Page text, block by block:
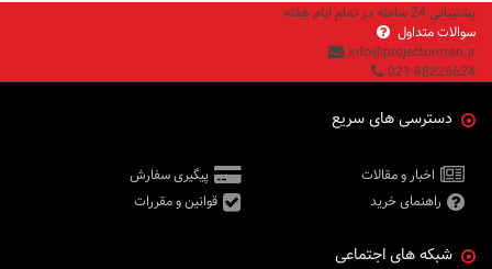
پشتیبانی 24 ساعته در تمام ایام هفته
سوالات متداول
info@projectorman.ir
021-88226624
دسترسی های سریع
اخبار و مقالات
پیگیری سفارش
راهنمای خرید
قوانین و مقررات
شبکه های اجتماعی